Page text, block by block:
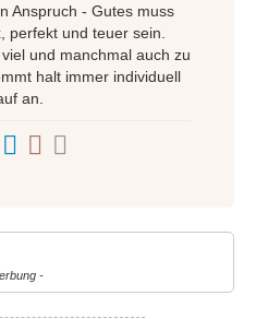
Anspruch - Gutes muss
perfekt und teuer sein.
und manchmal auch zu
halt immer individuell
an.
-